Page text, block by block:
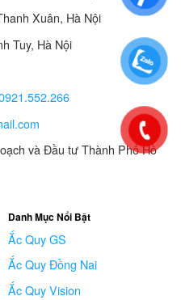
Xuân, Hà Nội
Tuy, Hà Nội
và Đầu tư Thành Phố Hồ
Danh Mục Nổi Bật
Ắc Quy GS
Ắc Quy Đồng Nai
Ắc Quy Vision